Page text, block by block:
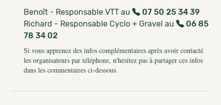
Benoît - Responsable VTT au
07 50 25 34 39
Richard - Responsable Cyclo + Gravel au
06 85
78 34 02
Si vous apprenez des infos complémentaires après avoir contacté
les organisateurs par téléphone, n'hésitez pas à partager ces infos
dans les commentaires ci-dessous.